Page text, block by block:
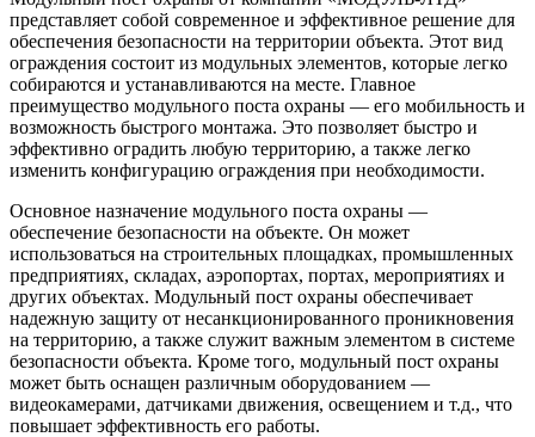
представляет собой современное и эффективное решение для
обеспечения безопасности на территории объекта. Этот вид
ограждения состоит из модульных элементов, которые легко
собираются и устанавливаются на месте. Главное
преимущество модульного поста охраны — его мобильность и
возможность быстрого монтажа. Это позволяет быстро и
эффективно оградить любую территорию, а также легко
изменить конфигурацию ограждения при необходимости.
Основное назначение модульного поста охраны —
обеспечение безопасности на объекте. Он может
использоваться на строительных площадках, промышленных
предприятиях, складах, аэропортах, портах, мероприятиях и
других объектах. Модульный пост охраны обеспечивает
надежную защиту от несанкционированного проникновения
на территорию, а также служит важным элементом в системе
безопасности объекта. Кроме того, модульный пост охраны
может быть оснащен различным оборудованием —
видеокамерами, датчиками движения, освещением и т.д., что
повышает эффективность его работы.